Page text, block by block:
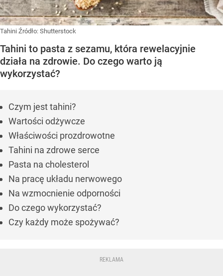
Tahini Źródło: Shutterstock
Tahini to pasta z sezamu, która rewelacyjnie
działa na zdrowie. Do czego warto ją
wykorzystać?
Czym jest tahini?
Wartości odżywcze
Właściwości prozdrowotne
Tahini na zdrowe serce
Pasta na cholesterol
Na pracę układu nerwowego
Na wzmocnienie odporności
Do czego wykorzystać?
Czy każdy może spożywać?